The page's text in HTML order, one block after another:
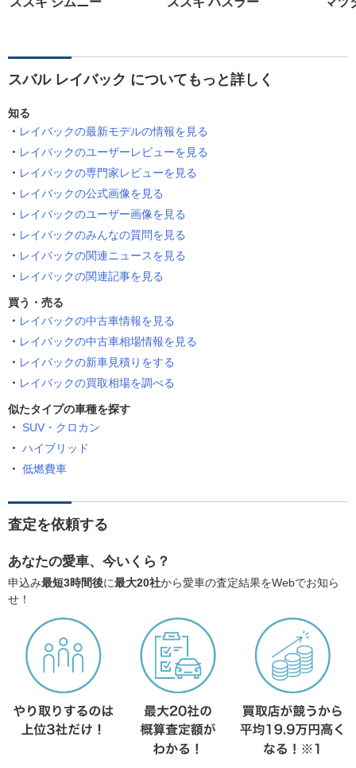
スバル レイバック についてもっと詳しく
知る
レイバックの最新モデルの情報を見る
レイバックのユーザーレビューを見る
レイバックの専門家レビューを見る
レイバックの公式画像を見る
レイバックのユーザー画像を見る
レイバックのみんなの質問を見る
レイバックの関連ニュースを見る
レイバックの関連記事を見る
買う・売る
レイバックの中古車情報を見る
レイバックの中古車相場情報を見る
レイバックの新車見積りをする
レイバックの買取相場を調べる
似たタイプの車種を探す
SUV・クロカン
ハイブリッド
低燃費車
査定を依頼する
あなたの愛車、今いくら？
申込み最短3時間後に最大20社から愛車の査定結果をWebでお知ら
せ！